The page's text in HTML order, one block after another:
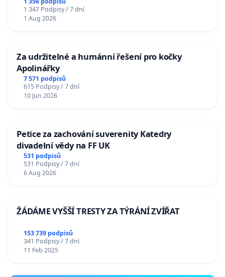
u Jablunkova
1 347 Podpisy / 7 dní
1 Aug 2026
Za udržitelné a humánní řešení pro kočky
Apolinářky
7 571 podpisů
615 Podpisy / 7 dní
10 Jun 2026
Petice za zachování suverenity Katedry
divadelní vědy na FF UK
531 podpisů
531 Podpisy / 7 dní
6 Aug 2026
ŽÁDÁME VYŠŠÍ TRESTY ZA TÝRÁNÍ ZVÍŘAT
153 739 podpisů
341 Podpisy / 7 dní
11 Feb 2025